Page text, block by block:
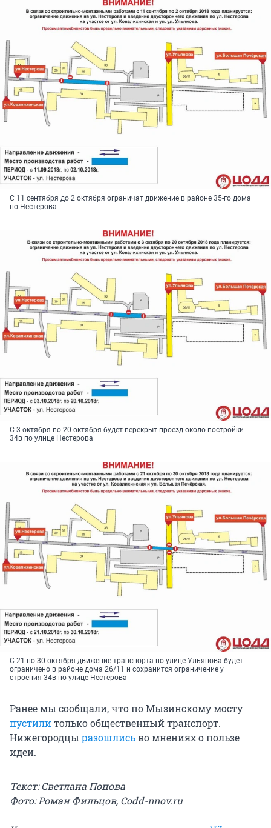
С 11 сентября до 2 октября ограничат движение в районе 35-го дома
по Нестерова
С 3 октября по 20 октября будет перекрыт проезд около постройки
34в по улице Нестерова
С 21 по 30 октября движение транспорта по улице Ульянова будет
ограничено в районе дома 26/11 и сохранится ограничение у
строения 34в по улице Нестерова
Ранее мы сообщали, что по Мызинскому мосту
пустилитолько общественный транспорт.
Нижегородцы разошлисьво мнениях о пользе
идеи.
Текст: Светлана Попова
Фото: Роман Фильцов, Codd-nnov.ru